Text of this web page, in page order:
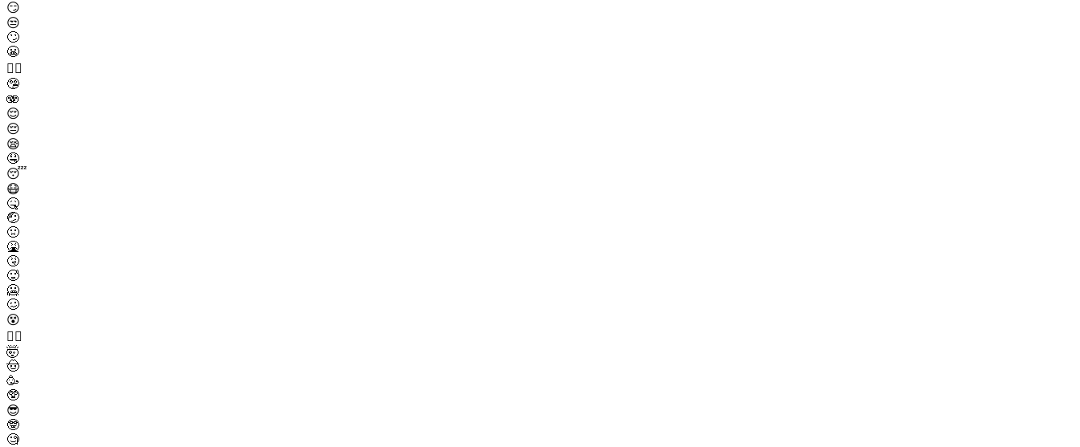
😏
😒
🙄
😬
😮‍💨
🤥
🫨
😌
😔
😪
🤤
😴
😷
🤒
🤕
🤢
🤮
🤧
🥵
🥶
🥴
😵
😵‍💫
🤯
🤠
🥳
🥸
😎
🤓
🧐